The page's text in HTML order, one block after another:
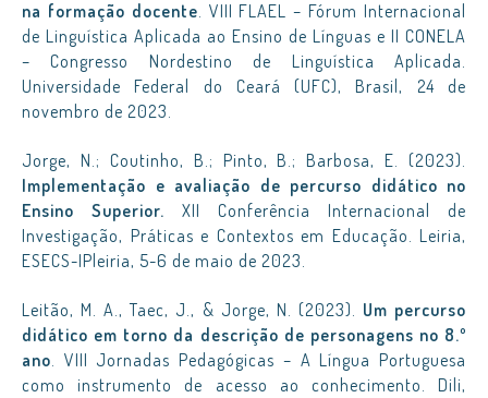
na formação docente. VIII FLAEL – Fórum Internacional
de Linguística Aplicada ao Ensino de Línguas e II CONELA
– Congresso Nordestino de Linguística Aplicada.
Universidade Federal do Ceará (UFC), Brasil, 24 de
novembro de 2023.
Jorge, N.; Coutinho, B.; Pinto, B.; Barbosa, E. (2023).
Implementação e avaliação de percurso didático no
Ensino Superior. XII Conferência Internacional de
Investigação, Práticas e Contextos em Educação. Leiria,
ESECS-IPleiria, 5-6 de maio de 2023.
Leitão, M. A., Taec, J., & Jorge, N. (2023). Um percurso
didático em torno da descrição de personagens no 8.º
ano. VIII Jornadas Pedagógicas – A Língua Portuguesa
como instrumento de acesso ao conhecimento. Dili,